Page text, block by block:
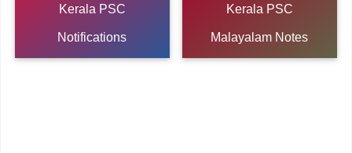
Kerala PSC
Notifications
Kerala PSC
Malayalam Notes